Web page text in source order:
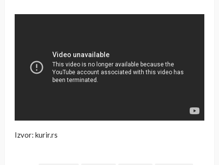
Izvor: kurir.rs